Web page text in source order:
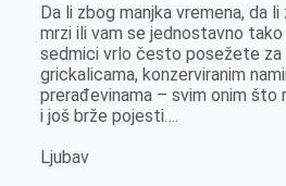
Da li zbog manjka vremena, da
mrzi ili vam se jednostavno
sedmici vrlo često posežete za
grickalicama, konzerviranim
prerađevinama – svim onim
i još brže pojesti….
Ljubav